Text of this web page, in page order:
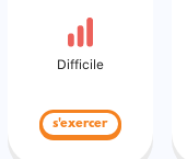
Difficile
s'exercer